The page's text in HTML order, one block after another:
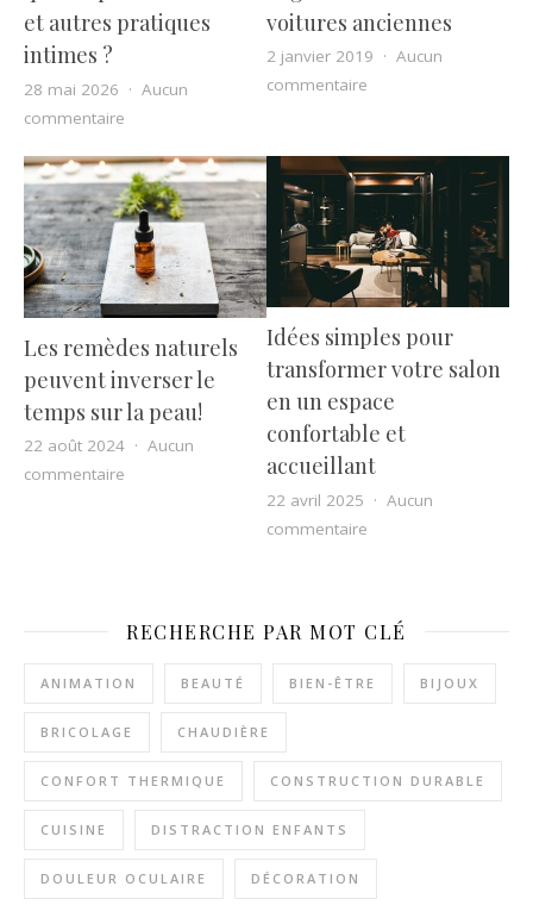
et autres pratiques
intimes ?
28 mai 2026
Aucun
commentaire
voitures anciennes
2 janvier 2019
Aucun
commentaire
Les remèdes naturels
peuvent inverser le
temps sur la peau!
22 août 2024
Aucun
commentaire sur Les remèdes naturels peuvent inverser le temps
Idées simples pour
transformer votre salon
en un espace
confortable et
accueillant
22 avril 2025
Aucun
commentaire
RECHERCHE PAR MOT CLÉ
ANIMATION BEAUTÉ BIEN-ÊTRE BIJOUX
BRICOLAGE CHAUDIÈRE
CONFORT THERMIQUE CONSTRUCTION DURABLE
CUISINE DISTRACTION ENFANTS
DOULEUR OCULAIRE DÉCORATION